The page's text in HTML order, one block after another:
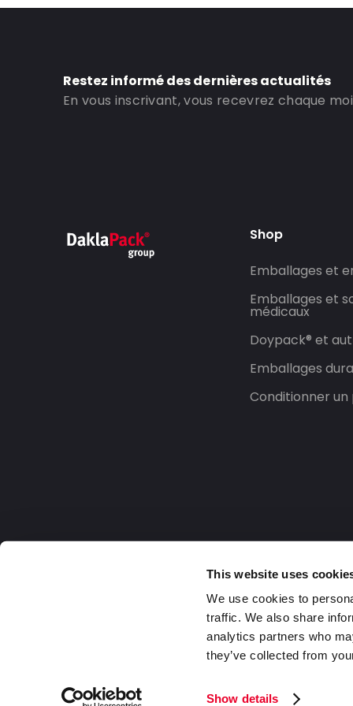
This website uses
We use cookies to
traffic. We also share
analytics partners who
they’ve collected from
Show details
Restez informé des dernières actualités
En vous inscrivant, vous recevrez chaque
Shop
Emballages et
Emballages et
médicaux
Doypack® et
Emballages
Conditionner un
2026 DaklaPack Group. Tous droits